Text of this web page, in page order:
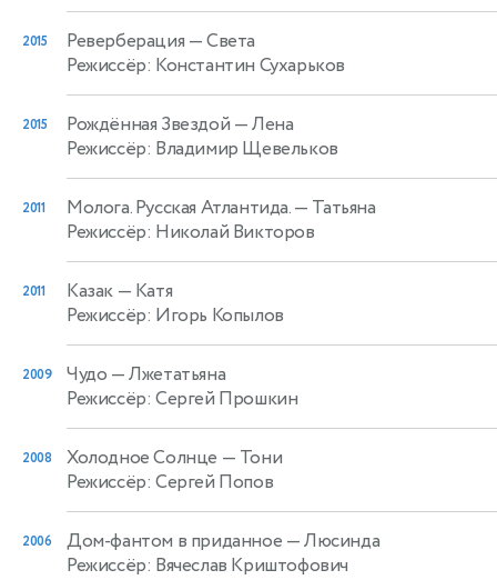
2015 Реверберация — Света
Режиссёр: Константин Сухарьков
2015 Рождённая Звездой — Лена
Режиссёр: Владимир Щевельков
2011 Молога. Русская Атлантида.— Татьяна
Режиссёр: Николай Викторов
2011 Казак — Катя
Режиссёр: Игорь Копылов
2009 Чудо — Лжетатьяна
Режиссёр: Сергей Прошкин
2008 Холодное Солнце — Тони
Режиссёр: Сергей Попов
2006 Дом-фантом в приданное — Люсинда
Режиссёр: Вячеслав Криштофович